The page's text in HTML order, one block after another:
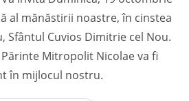
al mănăstirii noastre, în cinstea
Cuvios Dimitrie cel Nou.
Mitropolit Nicolae va fi
în mijlocul nostru.